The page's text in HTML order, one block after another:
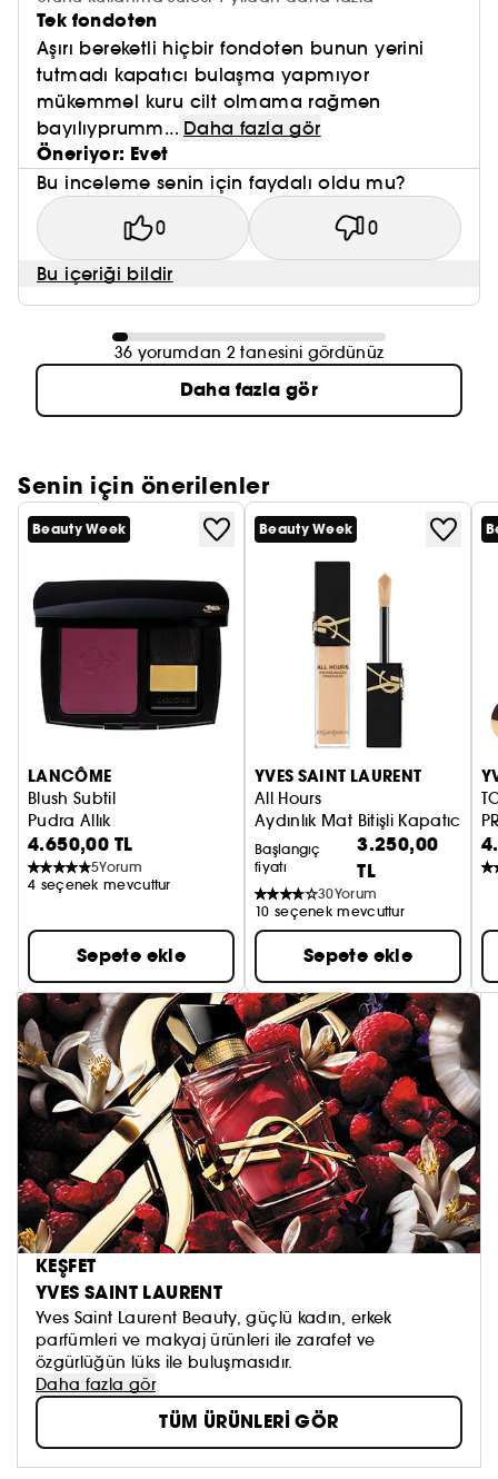
Tek fondoten
Aşırı bereketli hiçbir fondoten bunun yerini
tutmadı kapatıcı bulaşma yapmıyor
mükemmel kuru cilt olmama rağmen
bayılıyprumm... Daha fazla gör
Öneriyor: Evet
Bu inceleme senin için faydalı oldu mu?
0 0
Bu içeriği bildir
36 yorumdan 2 tanesini gördünüz
Daha fazla gör
Senin için önerilenler
Beauty Week
LANCÔME
Blush Subtil
Pudra Allık
4.650,00 TL
5Yorum
4 seçenek mevcuttur
Sepete ekle
Beauty Week
YVES SAINT LAURENT
All Hours
Aydınlık Mat Bitişli Kapatıcı
Başlangıç
fiyatı
3.250,00
TL
30Yorum
10 seçenek mevcuttur
Sepete ekle
KEŞFET
YVES SAINT LAURENT
Yves Saint Laurent Beauty, güçlü kadın, erkek
parfümleri ve makyaj ürünleri ile zarafet ve
özgürlüğün lüks ile buluşmasıdır.
Daha fazla gör
TÜM ÜRÜNLERİ GÖR